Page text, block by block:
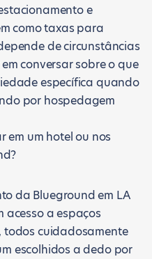
e
como taxas para
de circunstâncias
conversar sobre o que
específica quando
por hospedagem
em um hotel ou nos
da Blueground em LA
acesso a espaços
todos cuidadosamente
escolhidos a dedo por